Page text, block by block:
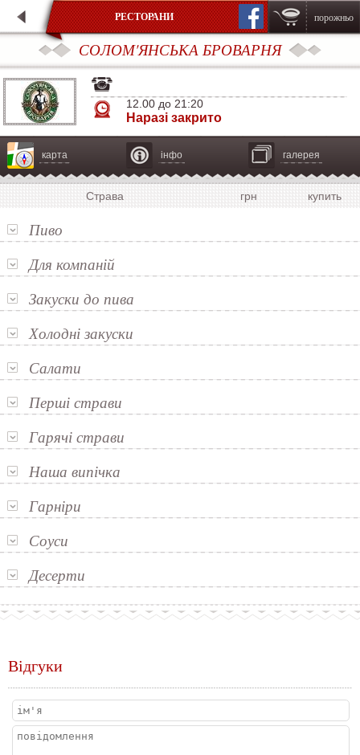
РЕСТОРАНИ порожньо
СОЛОМ'ЯНСЬКА БРОВАРНЯ
12.00 до 21:20
Наразі закрито
карта інфо галерея
Страва грн купить
Пиво
Для компаній
Закуски до пива
Холодні закуски
Салати
Перші страви
Гарячі страви
Наша випічка
Гарніри
Соуси
Десерти
Відгуки